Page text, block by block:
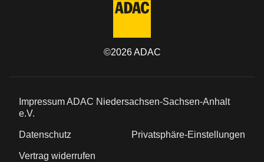
©2026ADAC
Impressum ADAC Niedersachsen-Sachsen-Anhalt
e.V.
Datenschutz Privatsphäre-Einstellungen
Vertrag widerrufen